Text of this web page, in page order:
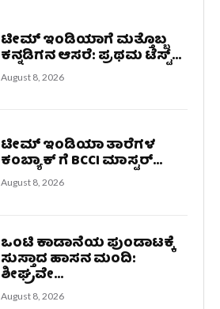
ಟೀಮ್ ಇಂಡಿಯಾಗೆ ಮತ್ತೊಬ್ಬ
ಕನ್ನಡಿಗನ ಆಸರೆ: ಪ್ರಥಮ ಟೆಸ್ಟ್...
August 8, 2026
ಟೀಮ್ ಇಂಡಿಯಾ ತಾರೆಗಳ
ಕಂಬ್ಯಾಕ್ ಗೆ BCCI ಮಾಸ್ಟರ್...
August 8, 2026
ಒಂಟಿ ಕಾಡಾನೆಯ ಪುಂಡಾಟಕ್ಕೆ
ಸುಸ್ತಾದ ಹಾಸನ ಮಂದಿ:
ಶೀಘ್ರವೇ...
August 8, 2026